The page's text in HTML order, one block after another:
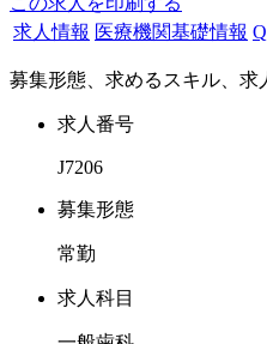
繋がる事が見いだせず、保険
施設は残しつつ、本当に自
一般歯科はもちろんの事、
高いOPEは技術力のより高い
求人情報 医療機関基礎情報
募集形態、求めるスキル、求
求人番号
J7206
募集形態
常勤
求人科目